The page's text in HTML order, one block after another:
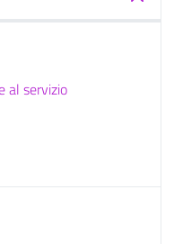
al servizio